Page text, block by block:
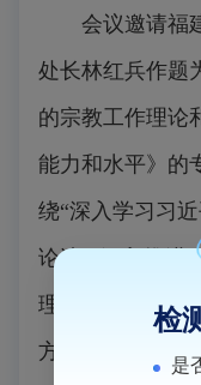
会议邀请福建
处长林红兵作题
的宗教工作理论
能力和水平》的
绕“深入学习习
论述”“深入推进‘
理”“完善宗教工
方面，深入浅出
检
是